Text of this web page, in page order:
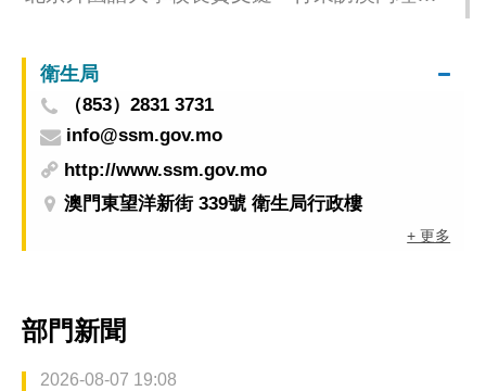
衛生局
（853）2831 3731
info@ssm.gov.mo
http://www.ssm.gov.mo
澳門東望洋新街 339號 衛生局行政樓
+ 更多
部門新聞
2026-08-07 19:08